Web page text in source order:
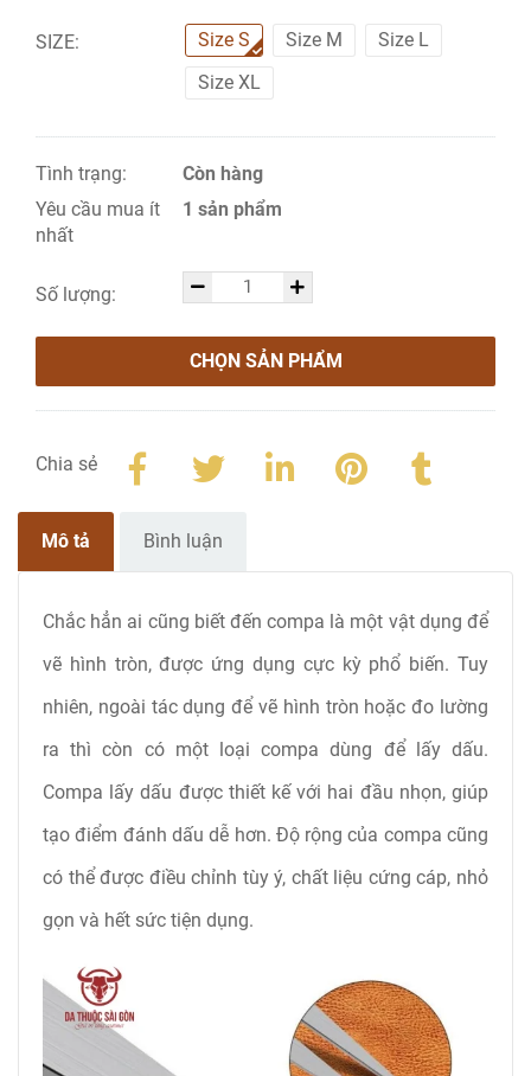
SIZE: Size S Size M
Size L
Size XL
Tình trạng:
Còn hàng
Yêu cầu mua ít
nhất
1 sản phẩm
Số lượng:
CHỌN SẢN PHẨM
Chia sẻ
Mô tả Bình luận
Chắc hẳn ai cũng biết đến compa là một vật dụng để
vẽ hình tròn, được ứng dụng cực kỳ phổ biến. Tuy
nhiên, ngoài tác dụng để vẽ hình tròn hoặc đo lường
ra thì còn có một loại compa dùng để lấy dấu.
Compa lấy dấu được thiết kế với hai đầu nhọn, giúp
tạo điểm đánh dấu dễ hơn. Độ rộng của compa cũng
có thể được điều chỉnh tùy ý, chất liệu cứng cáp, nhỏ
gọn và hết sức tiện dụng.